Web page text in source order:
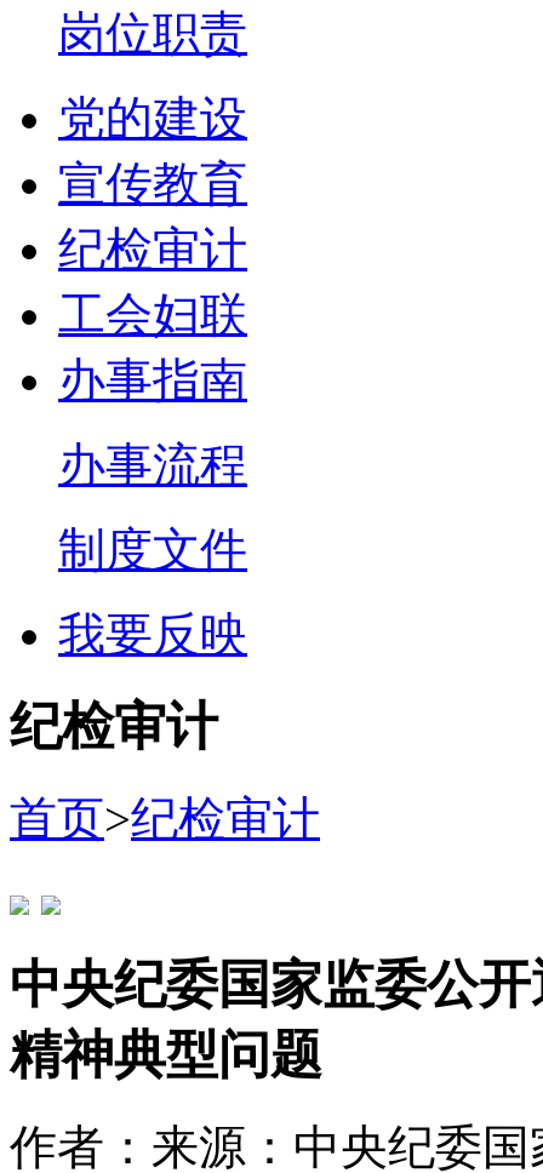
岗位职责
党的建设
宣传教育
纪检审计
工会妇联
办事指南
办事流程
制度文件
我要反映
纪检审计
首页>纪检审计
中央纪委国家监委公
精神典型问题
作者： 来源：中央纪委